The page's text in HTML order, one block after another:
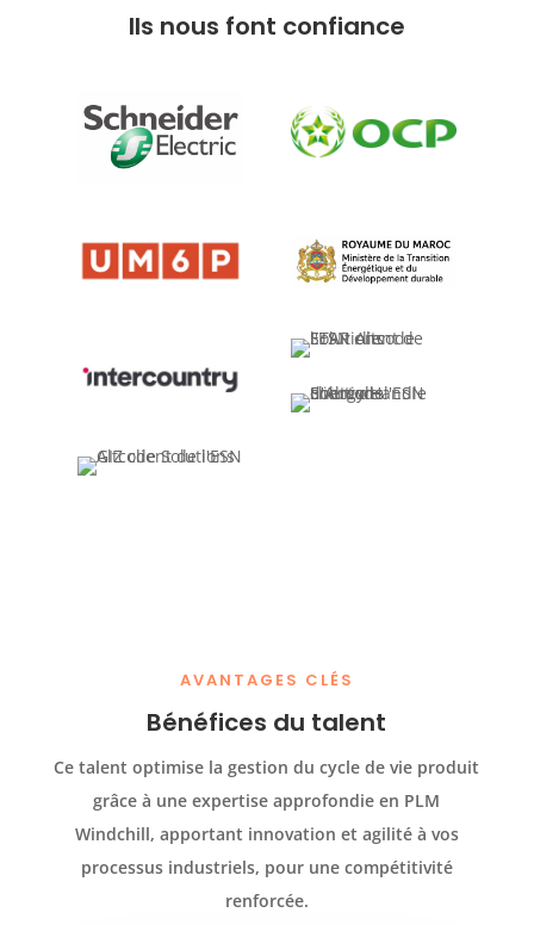
Ils nous font confiance
AVANTAGES CLÉS
Bénéfices du talent
Ce talent optimise la gestion du cycle de vie produit
grâce à une expertise approfondie en PLM
Windchill, apportant innovation et agilité à vos
processus industriels, pour une compétitivité
renforcée.